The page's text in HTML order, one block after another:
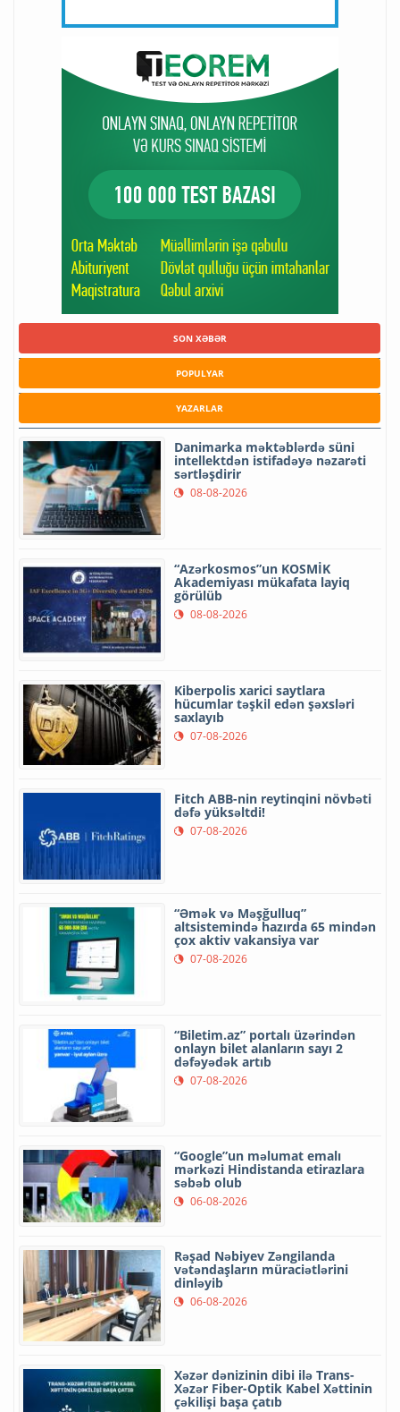
SON XƏBƏR
POPULYAR
YAZARLAR
Danimarka məktəblərdə süni
intellektdən istifadəyə nəzarəti
sərtləşdirir
08-08-2026
“Azərkosmos”un KOSMİK
Akademiyası mükafata layiq
görülüb
08-08-2026
Kiberpolis xarici saytlara
hücumlar təşkil edən şəxsləri
saxlayıb
07-08-2026
Fitch ABB-nin reytinqini növbəti
dəfə yüksəltdi!
07-08-2026
“Əmək və Məşğulluq”
altsistemində hazırda 65 mindən
çox aktiv vakansiya var
07-08-2026
“Biletim.az” portalı üzərindən
onlayn bilet alanların sayı 2
dəfəyədək artıb
07-08-2026
“Google”un məlumat emalı
mərkəzi Hindistanda etirazlara
səbəb olub
06-08-2026
Rəşad Nəbiyev Zəngilanda
vətəndaşların müraciətlərini
dinləyib
06-08-2026
Xəzər dənizinin dibi ilə Trans-
Xəzər Fiber-Optik Kabel Xəttinin
çəkilişi başa çatıb